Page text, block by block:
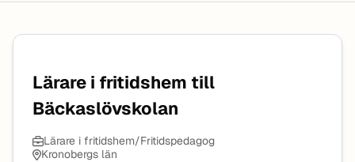
Lärare i fritidshem till
Bäckaslövskolan
Lärare i fritidshem/Fritidspedagog
Kronobergs län